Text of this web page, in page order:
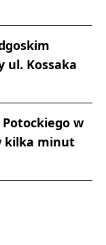
ul. Kossaka
Potockiego w
kilka minut